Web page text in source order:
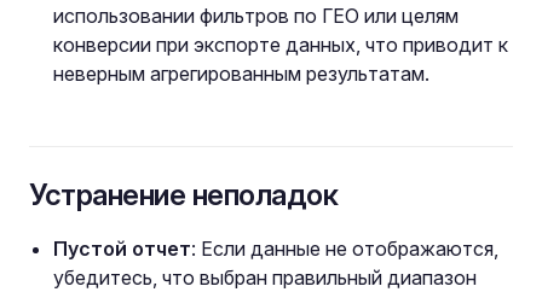
использовании фильтров по ГЕО или целям
конверсии при экспорте данных, что приводит к
неверным агрегированным результатам.
Устранение неполадок
Пустой отчет: Если данные не отображаются,
убедитесь, что выбран правильный диапазон